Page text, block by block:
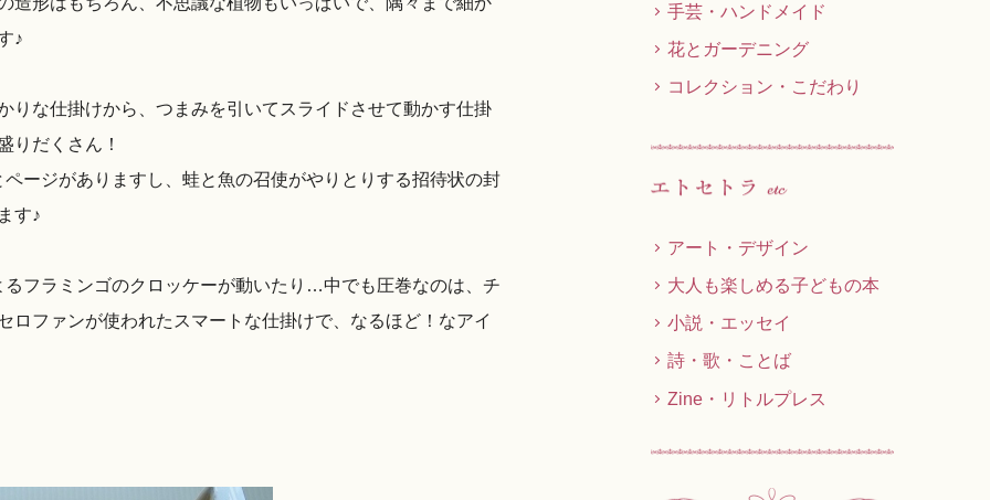
♪
りな仕掛けから、つまみを引いてスライドさせて動かす仕掛
りだくさん！
ージがありますし、蛙と魚の召使がやりとりする招待状の封
す♪
フラミンゴのクロッケーが動いたり…中でも圧巻なのは、チ
ロファンが使われたスマートな仕掛けで、なるほど！なアイ
手芸・ハンドメイド
花とガーデニング
コレクション・こだわり
アート・デザイン
大人も楽しめる子どもの本
小説・エッセイ
詩・歌・ことば
Zine・リトルプレス